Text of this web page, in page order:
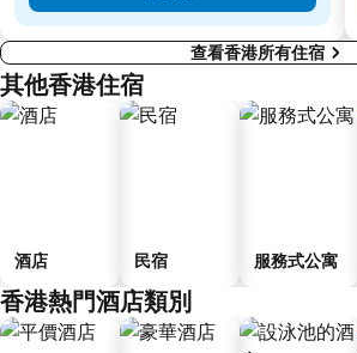
查看香港所有住宿
其他香港住宿
酒店 民宿 服務式公寓
香港熱門酒店類別